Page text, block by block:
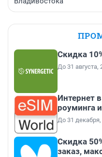
Скидка
До 31 августа,
Интернет
роуминга
До 31 декабря,
Скидка
заказ,